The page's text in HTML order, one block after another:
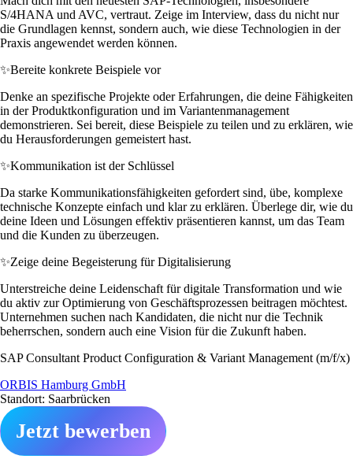
S/4HANA und AVC, vertraut. Zeige im Interview, dass du nicht nur
die Grundlagen kennst, sondern auch, wie diese Technologien in der
Praxis angewendet werden können.
✨Bereite konkrete Beispiele vor
Denke an spezifische Projekte oder Erfahrungen, die deine Fähigkeiten
in der Produktkonfiguration und im Variantenmanagement
demonstrieren. Sei bereit, diese Beispiele zu teilen und zu erklären, wie
du Herausforderungen gemeistert hast.
✨Kommunikation ist der Schlüssel
Da starke Kommunikationsfähigkeiten gefordert sind, übe, komplexe
technische Konzepte einfach und klar zu erklären. Überlege dir, wie du
deine Ideen und Lösungen effektiv präsentieren kannst, um das Team
und die Kunden zu überzeugen.
✨Zeige deine Begeisterung für Digitalisierung
Unterstreiche deine Leidenschaft für digitale Transformation und wie
du aktiv zur Optimierung von Geschäftsprozessen beitragen möchtest.
Unternehmen suchen nach Kandidaten, die nicht nur die Technik
beherrschen, sondern auch eine Vision für die Zukunft haben.
SAP Consultant Product Configuration & Variant Management (m/f/x)
ORBIS Hamburg GmbH
Standort: Saarbrücken
Jetzt bewerben